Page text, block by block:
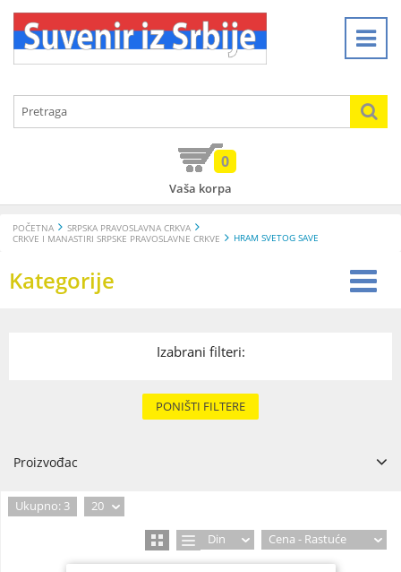
Vaša korpa
0
POČETNA
SRPSKA PRAVOSLAVNA CRKVA
CRKVE I MANASTIRI SRPSKE PRAVOSLAVNE CRKVE
HRAM SVETOG SAVE
Kategorije
Izabrani filteri:
PONIŠTI FILTERE
Proizvođac
Ukupno: 3 20
Din Cena - Rastuće